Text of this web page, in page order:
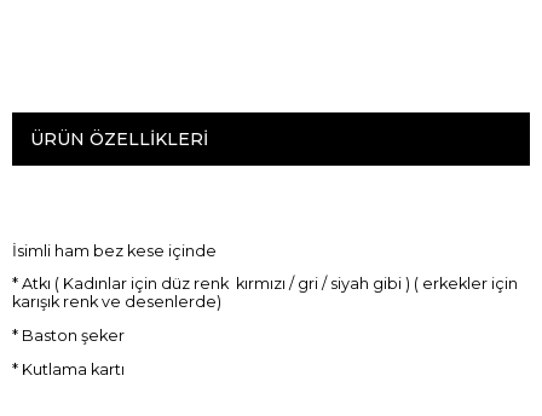
ÜRÜN ÖZELLIKLERI
İsimli ham bez kese içinde
* Atkı ( Kadınlar için düz renk kırmızı / gri / siyah gibi ) ( erkekler için
karışık renk ve desenlerde)
* Baston şeker
* Kutlama kartı